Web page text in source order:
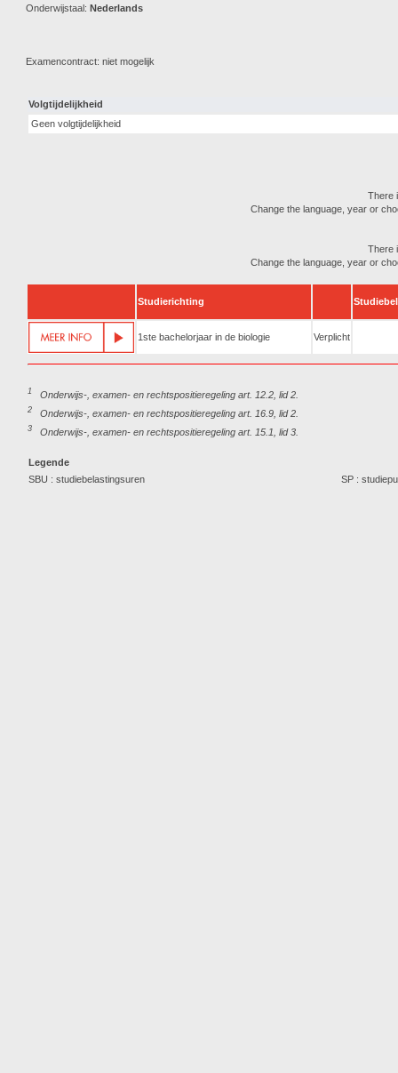
Onderwijstaal: Nederlands
Examencontract: niet mogelijk
Volgtijdelijkheid
Geen volgtijdelijkheid
There
Change the language, year or
There
Change the language, year or
Studierichting
1ste bachelorjaar in de biologie Verplicht
1 Onderwijs-, examen- en rechtspositieregeling art. 12.2, lid 2.
2 Onderwijs-, examen- en rechtspositieregeling art. 16.9, lid 2.
3 Onderwijs-, examen- en rechtspositieregeling art. 15.1, lid 3.
Legende
SBU : studiebelastingsuren
SP :